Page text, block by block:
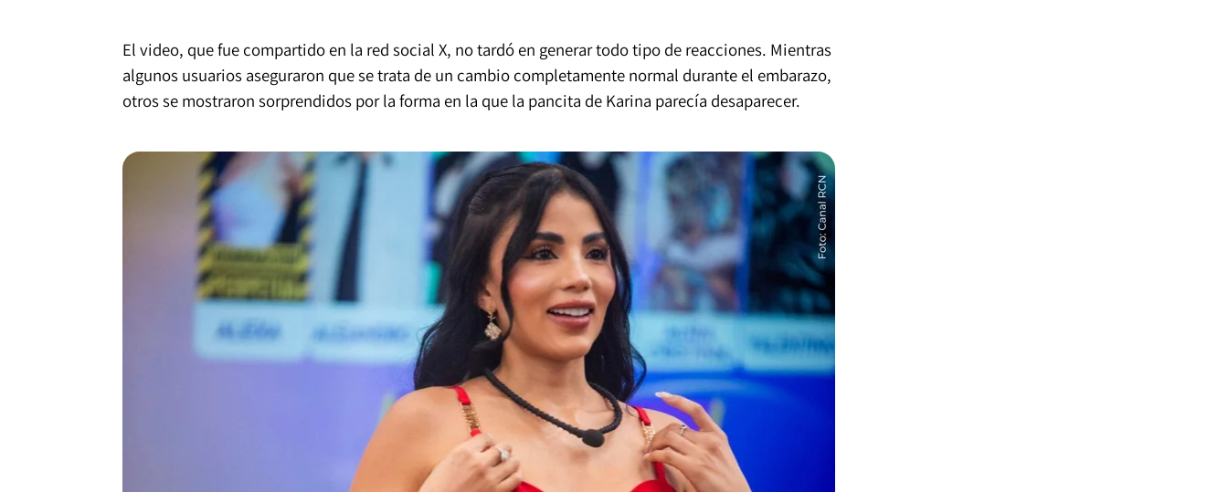
El video, que fue compartido en la red social X, no tardó en generar todo tipo de reacciones. Mientras
algunos usuarios aseguraron que se trata de un cambio completamente normal durante el embarazo,
otros se mostraron sorprendidos por la forma en la que la pancita de Karina parecía desaparecer.